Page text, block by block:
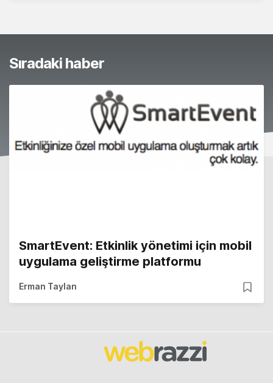
Sıradaki haber
SmartEvent: Etkinlik yönetimi için mobil
uygulama geliştirme platformu
Erman Taylan